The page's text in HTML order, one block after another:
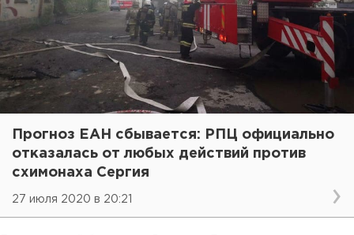
Прогноз ЕАН сбывается: РПЦ официально
отказалась от любых действий против
схимонаха Сергия
27 июля 2020 в 20:21